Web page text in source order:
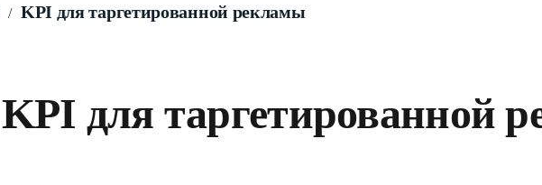
/ KPI для таргетированной рекламы
KPI для таргетированной